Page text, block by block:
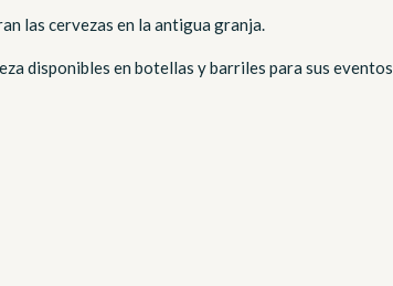
las cervezas en la antigua granja.
disponibles en botellas y barriles para sus eventos.